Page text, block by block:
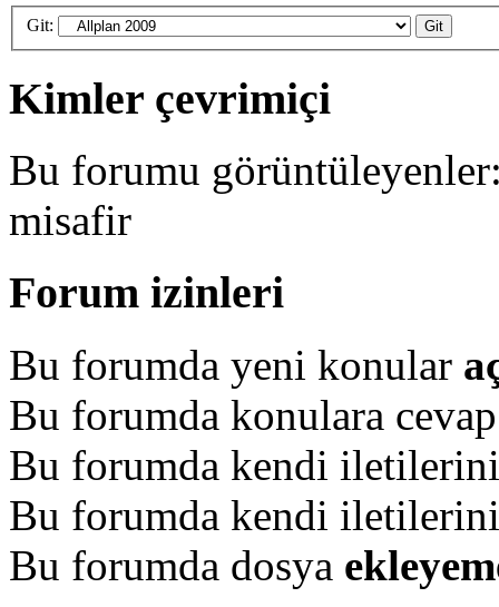
Git:
Kimler çevrimiçi
Bu forumu
misafir
Forum izinleri
Bu forumda yeni konular
Bu forumda konulara
Bu forumda kendi
Bu forumda kendi
Bu forumda dosya